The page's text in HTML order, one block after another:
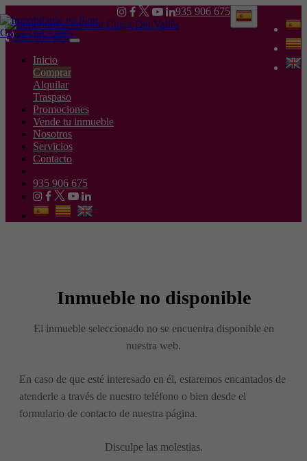
935 906 675
935 906 675
Toggle
Inicio
Comprar
Alquilar
Traspaso
Promociones
Vende tu inmueble
Nosotros
Servicios
Contacto
935 906 675
Inmueble no disponible
El inmueble seleccionado no se encuentra disponible en
nuestra web.
En caso de que esté interesado en él, estaremos encantados de
atenderle a través de nuestro teléfono o bien desde el
formulario de contacto de nuestra página.
Disculpe las molestias.